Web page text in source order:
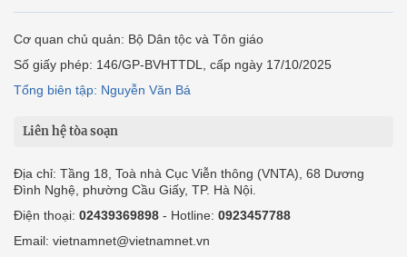
Cơ quan chủ quản: Bộ Dân tộc và Tôn giáo
Số giấy phép: 146/GP-BVHTTDL, cấp ngày 17/10/2025
Tổng biên tập: Nguyễn Văn Bá
Liên hệ tòa soạn
Địa chỉ: Tầng 18, Toà nhà Cục Viễn thông (VNTA), 68 Dương
Đình Nghệ, phường Cầu Giấy, TP. Hà Nội.
Điện thoại: 02439369898 - Hotline: 0923457788
Email: vietnamnet@vietnamnet.vn